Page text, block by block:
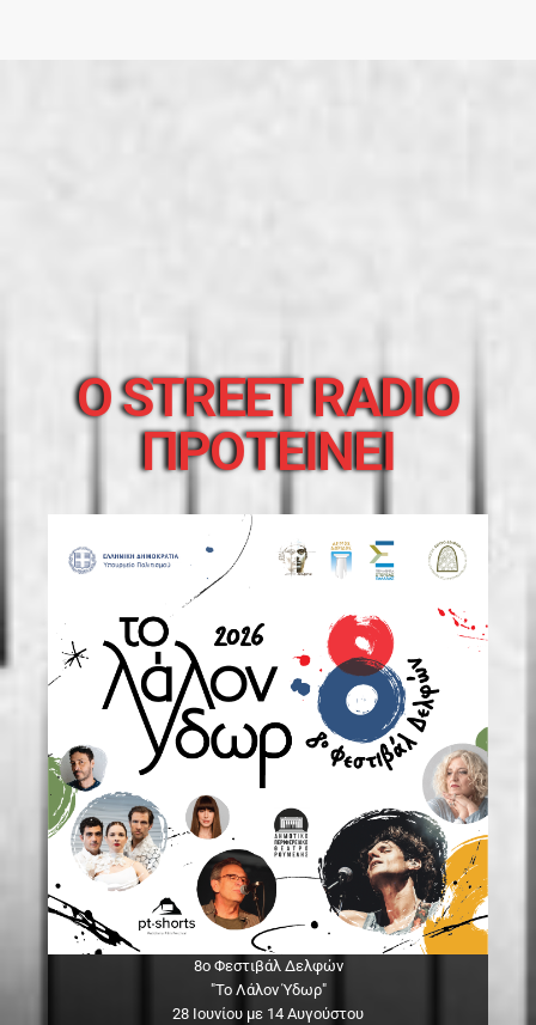
O STREET RADIO
ΠΡΟΤΕΙΝΕΙ
8ο Φεστιβάλ Δελφών
"Το Λάλον Ύδωρ"
28 Ιουνίου με 14 Αυγούστου